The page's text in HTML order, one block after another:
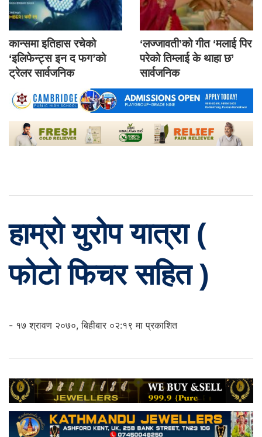
कान्समा इतिहास रचेको
‘इलिफेन्ट्स इन द फग’को
ट्रेलर सार्वजनिक
‘लज्जावती’को गीत ‘मलाई पिर
परेको तिम्लाई के थाहा छ’
सार्वजनिक
हाम्रो युरोप यात्रा (
फोटो फिचर सहित )
- १७ श्रावण २०७०, बिहीबार ०२:१९ मा प्रकाशित